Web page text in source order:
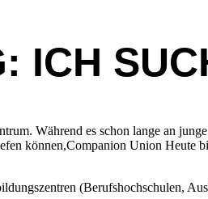
ICH
Während es schon lange an
können,Companion Union
(Berufshochschulen,